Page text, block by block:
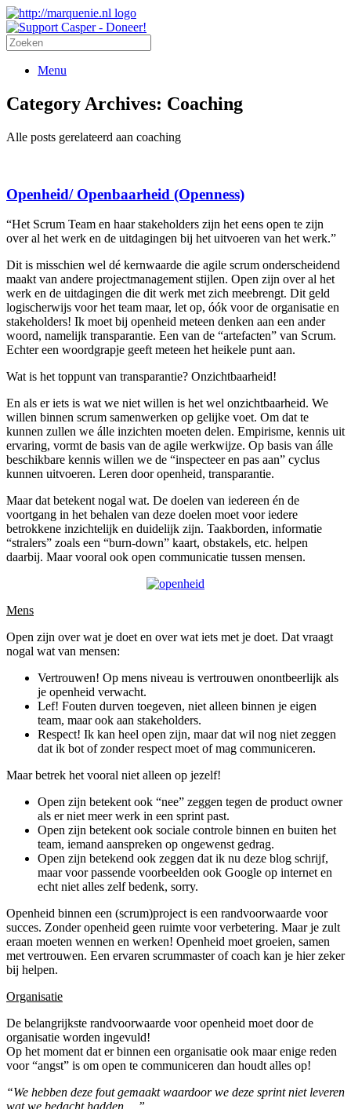
Menu
Category Archives: Coaching
Alle posts gerelateerd aan coaching
Openheid/ Openbaarheid (Openness)
“Het Scrum Team en haar stakeholders zijn het eens open te zijn
over al het werk en de uitdagingen bij het uitvoeren van het werk.”
Dit is misschien wel dé kernwaarde die agile scrum onderscheidend
maakt van andere projectmanagement stijlen. Open zijn over al het
werk en de uitdagingen die dit werk met zich meebrengt. Dit geld
logischerwijs voor het team maar, let op, óók voor de organisatie en
stakeholders! Ik moet bij openheid meteen denken aan een ander
woord, namelijk transparantie. Een van de “artefacten” van Scrum.
Echter een woordgrapje geeft meteen het heikele punt aan.
Wat is het toppunt van transparantie? Onzichtbaarheid!
En als er iets is wat we niet willen is het wel onzichtbaarheid. We
willen binnen scrum samenwerken op gelijke voet. Om dat te
kunnen zullen we álle inzichten moeten delen. Empirisme, kennis uit
ervaring, vormt de basis van de agile werkwijze. Op basis van álle
beschikbare kennis willen we de “inspecteer en pas aan” cyclus
kunnen uitvoeren. Leren door openheid, transparantie.
Maar dat betekent nogal wat. De doelen van iedereen én de
voortgang in het behalen van deze doelen moet voor iedere
betrokkene inzichtelijk en duidelijk zijn. Taakborden, informatie
“stralers” zoals een “burn-down” kaart, obstakels, etc. helpen
daarbij. Maar vooral ook open communicatie tussen mensen.
Mens
Open zijn over wat je doet en over wat iets met je doet. Dat vraagt
nogal wat van mensen:
Vertrouwen! Op mens niveau is vertrouwen onontbeerlijk als
je openheid verwacht.
Lef! Fouten durven toegeven, niet alleen binnen je eigen
team, maar ook aan stakeholders.
Respect! Ik kan heel open zijn, maar dat wil nog niet zeggen
dat ik bot of zonder respect moet of mag communiceren.
Maar betrek het vooral niet alleen op jezelf!
Open zijn betekent ook “nee” zeggen tegen de product owner
als er niet meer werk in een sprint past.
Open zijn betekent ook sociale controle binnen en buiten het
team, iemand aanspreken op ongewenst gedrag.
Open zijn betekend ook zeggen dat ik nu deze blog schrijf,
maar voor passende voorbeelden ook Google op internet en
echt niet alles zelf bedenk, sorry.
Openheid binnen een (scrum)project is een randvoorwaarde voor
succes. Zonder openheid geen ruimte voor verbetering. Maar je zult
eraan moeten wennen en werken! Openheid moet groeien, samen
met vertrouwen. Een ervaren scrummaster of coach kan je hier zeker
bij helpen.
Organisatie
De belangrijkste randvoorwaarde voor openheid moet door de
organisatie worden ingevuld!
Op het moment dat er binnen een organisatie ook maar enige reden
voor “angst” is om open te communiceren dan houdt alles op!
“We hebben deze fout gemaakt waardoor we deze sprint niet leveren